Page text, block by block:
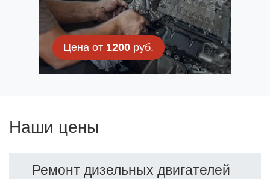
Цена от 1200руб.
Наши цены
Ремонт дизельных двигателей